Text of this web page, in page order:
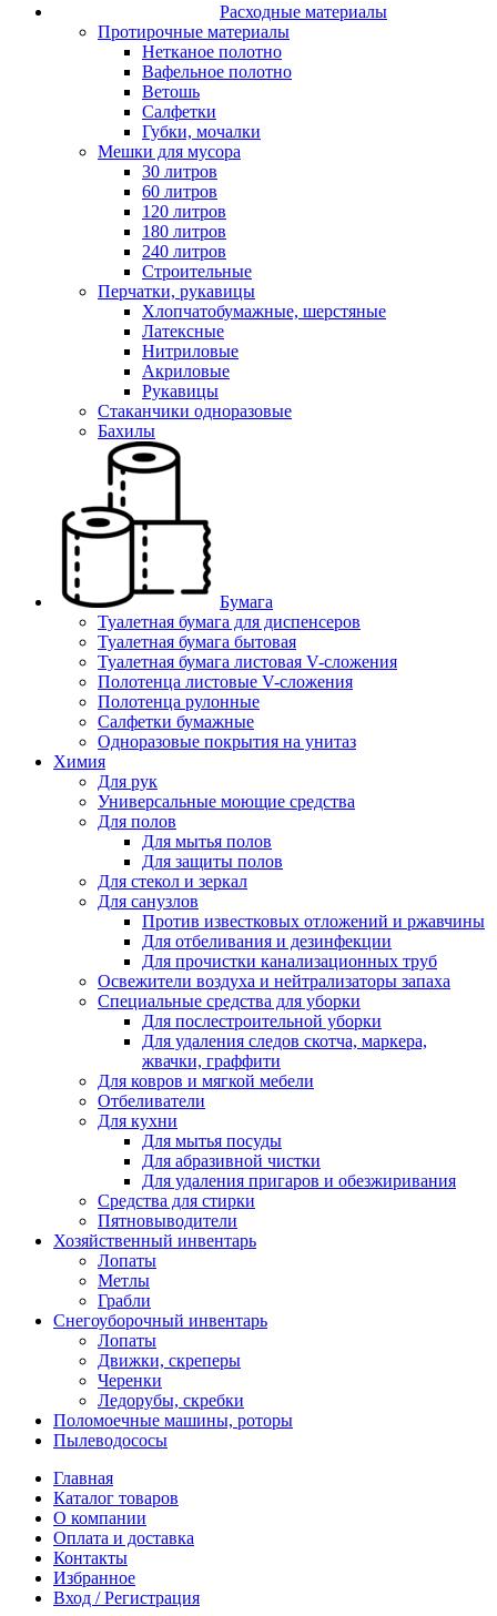
Расходные материалы
Протирочные материалы
Нетканое полотно
Вафельное полотно
Ветошь
Салфетки
Губки, мочалки
Мешки для мусора
30 литров
60 литров
120 литров
180 литров
240 литров
Строительные
Перчатки, рукавицы
Хлопчатобумажные, шерстяные
Латексные
Нитриловые
Акриловые
Рукавицы
Стаканчики одноразовые
Бахилы
Бумага
Туалетная бумага для диспенсеров
Туалетная бумага бытовая
Туалетная бумага листовая V-сложения
Полотенца листовые V-сложения
Полотенца рулонные
Салфетки бумажные
Одноразовые покрытия на унитаз
Химия
Для рук
Универсальные моющие средства
Для полов
Для мытья полов
Для защиты полов
Для стекол и зеркал
Для санузлов
Против известковых отложений и ржавчины
Для отбеливания и дезинфекции
Для прочистки канализационных труб
Освежители воздуха и нейтрализаторы запаха
Специальные средства для уборки
Для послестроительной уборки
Для удаления следов скотча, маркера,
жвачки, граффити
Для ковров и мягкой мебели
Отбеливатели
Для кухни
Для мытья посуды
Для абразивной чистки
Для удаления пригаров и обезжиривания
Средства для стирки
Пятновыводители
Хозяйственный инвентарь
Лопаты
Метлы
Грабли
Снегоуборочный инвентарь
Лопаты
Движки, скреперы
Черенки
Ледорубы, скребки
Поломоечные машины, роторы
Пылеводососы
Главная
Каталог товаров
О компании
Оплата и доставка
Контакты
Избранное
Вход / Регистрация